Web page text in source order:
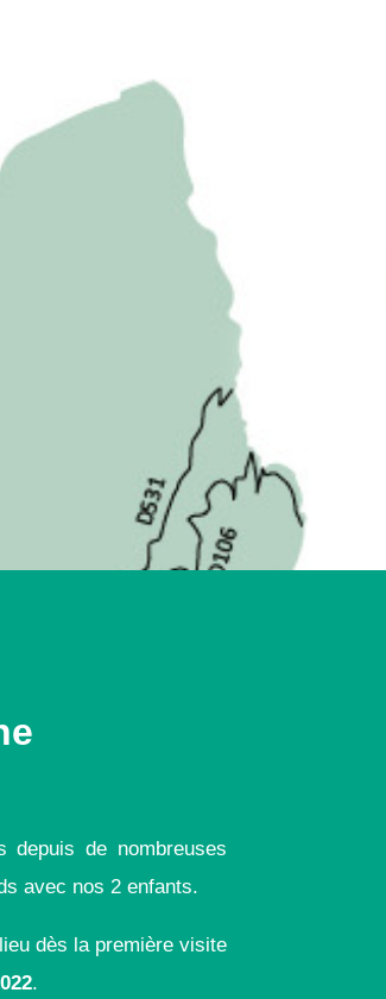
depuis de nombreuses
avec nos 2 enfants.
dès la première visite
.